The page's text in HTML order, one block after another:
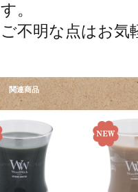
す。
ご不明な点はお気
関連商品